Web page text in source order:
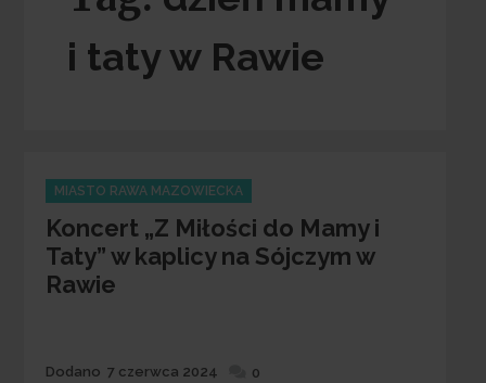
i taty w Rawie
Categories
MIASTO RAWA MAZOWIECKA
Koncert „Z Miłości do Mamy i
Taty” w kaplicy na Sójczym w
Rawie
Dodane
Dodano 7 czerwca 2024 0